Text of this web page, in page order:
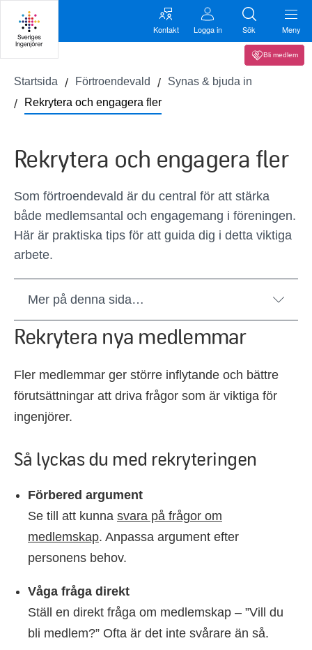
Kontakt Logga in Sök Meny
Bli medlem
Startsida Förtroendevald
Synas & bjuda in
Rekrytera och engagera fler
Rekrytera och engagera fler
Som förtroendevald är du central för att stärka
både medlemsantal och engagemang i föreningen.
Här är praktiska tips för att guida dig i detta viktiga
arbete.
Mer på denna sida…
Rekrytera nya medlemmar
Fler medlemmar ger större inflytande och bättre
förutsättningar att driva frågor som är viktiga för
ingenjörer.
Så lyckas du med rekryteringen
Förbered argument
Se till att kunna svara på frågor om
medlemskap. Anpassa argument efter
personens behov.
Våga fråga direkt
Ställ en direkt fråga om medlemskap – ”Vill du
bli medlem?” Ofta är det inte svårare än så.